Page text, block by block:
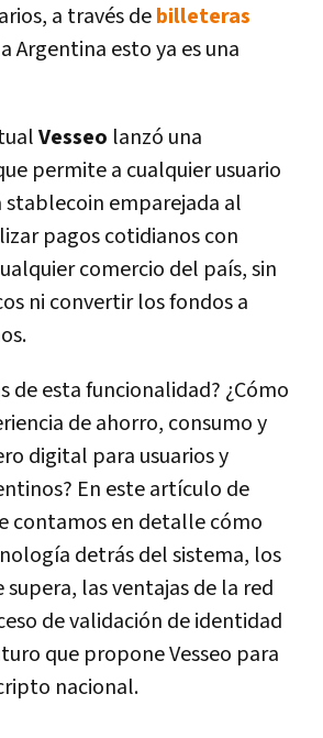
a través debilleteras
Argentina esto ya es una
Vesseo lanzó una
permite a cualquier usuario
stablecoin emparejada al
pagos cotidianos con
comercio del país, sin
ni convertir los fondos a
de esta funcionalidad? ¿Cómo
de ahorro, consumo y
digital para usuarios y
En este artículo de
contamos en detalle cómo
detrás del sistema, los
las ventajas de la red
de validación de identidad
que propone Vesseo para
nacional.